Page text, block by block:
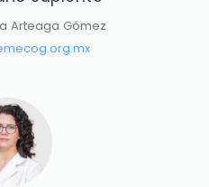
Arteaga Gómez